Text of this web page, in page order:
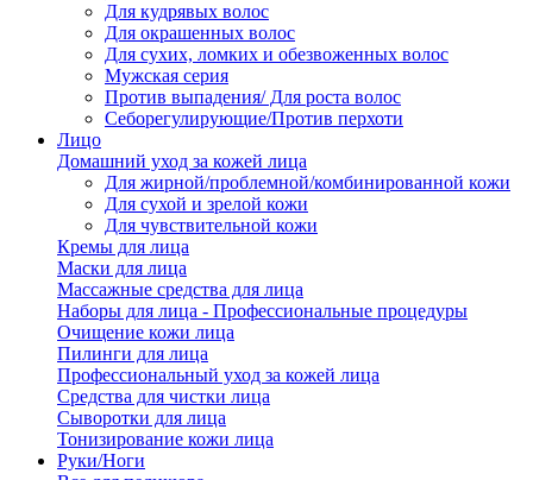
Для кудрявых волос
Для окрашенных волос
Для сухих, ломких и обезвоженных волос
Мужская серия
Против выпадения/ Для роста волос
Себорегулирующие/Против перхоти
Лицо
Домашний уход за кожей лица
Для жирной/проблемной/комбинированной кожи
Для сухой и зрелой кожи
Для чувствительной кожи
Кремы для лица
Маски для лица
Массажные средства для лица
Наборы для лица - Профессиональные процедуры
Очищение кожи лица
Пилинги для лица
Профессиональный уход за кожей лица
Средства для чистки лица
Сыворотки для лица
Тонизирование кожи лица
Руки/Ноги